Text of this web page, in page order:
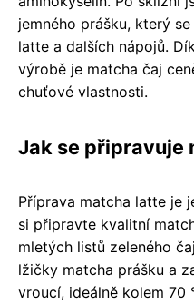
jemného prášku, který
latte a dalších nápojů.
výrobě je matcha čaj
chuťové vlastnosti.
Jak se připravuje
Příprava matcha latte je
si připravte kvalitní
mletých listů zeleného
lžičky matcha prášku a
vroucí, ideálně kolem 70